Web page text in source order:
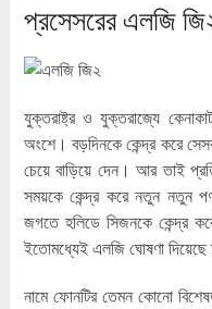
প্রসেসরের এলজি
যুক্তরাষ্ট্র ও যুক্তরাজ্যে
অংশে। বড়দিনকে কেন্দ্র করে সেসব
চেয়ে বাড়িয়ে দেন। আর তাই
সময়কে কেন্দ্র করে নতুন নতুন
জগতে হলিডে সিজনকে কেন্দ্র
ইতোমধ্যেই এলজি ঘোষণা
নামে ফোনটির তেমন কোনো